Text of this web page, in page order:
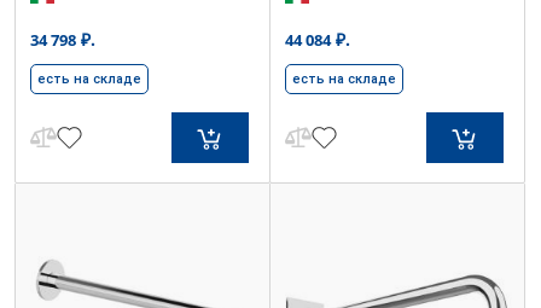
34 798 ₽.
есть на складе
44 084₽.
есть на складе